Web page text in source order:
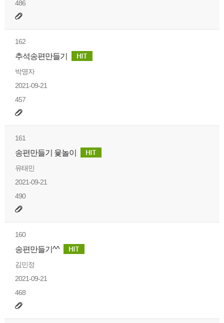
486
162
추석송편만들기
박명자
2021-09-21
457
161
송편만들기 윷놀이
유태민
2021-09-21
490
160
송편만들기^^
김민정
2021-09-21
468